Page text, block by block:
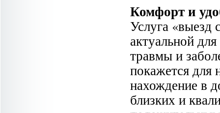
Комфорт и
Услуга «выезд
актуальной
травмы и
покажется для
нахождение в
близких и